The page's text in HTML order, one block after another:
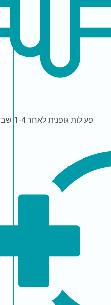
פעילות גופנית לאחר 1-4 שבועות